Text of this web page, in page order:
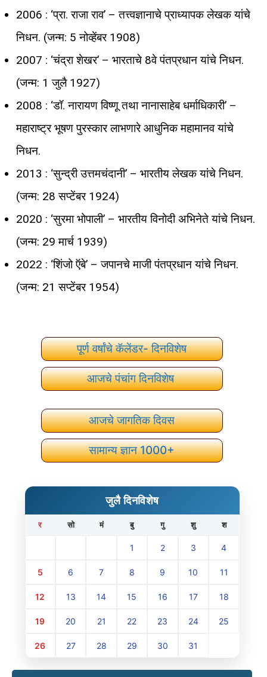
2006 : ‘प्रा. राजा राव’ – तत्त्वज्ञानाचे प्राध्यापक लेखक यांचे
निधन. (जन्म: 5 नोव्हेंबर 1908)
2007 : ‘चंद्रा शेखर’ – भारताचे 8वे पंतप्रधान यांचे निधन.
(जन्म: 1 जुलै 1927)
2008 : ‘डॉ. नारायण विष्णू तथा नानासाहेब धर्माधिकारी’ –
महाराष्ट्र भूषण पुरस्कार लाभणारे आधुनिक महामानव यांचे
निधन.
2013 : ‘सुन्द्री उत्तमचंदानी’ – भारतीय लेखक यांचे निधन.
(जन्म: 28 सप्टेंबर 1924)
2020 : ‘सुरमा भोपाली’ – भारतीय विनोदी अभिनेते यांचे निधन.
(जन्म: 29 मार्च 1939)
2022 : ‘शिंजो ऍबे’ – जपानचे माजी पंतप्रधान यांचे निधन.
(जन्म: 21 सप्टेंबर 1954)
पूर्ण वर्षांचे कॅलेंडर- दिनविशेष
आजचे पंचांग दिनविशेष
आजचे जागतिक दिवस
सामान्य ज्ञान 1000+
जुलै दिनविशेष
र सो मं बु गु शु श
1 2 3 4
5 6 7 8 9 10 11
12 13 14 15 16 17 18
19 20 21 22 23 24 25
26 27 28 29 30 31